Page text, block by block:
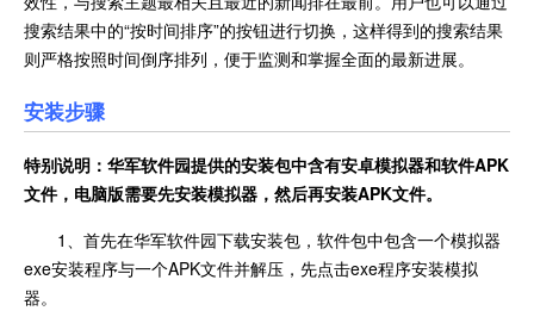
搜索结果中的“按时间排序”的按钮进行切换，这样得到的搜索结果
则严格按照时间倒序排列，便于监测和掌握全面的最新进展。
安装步骤
特别说明：华军软件园提供的安装包中含有安卓模拟器和软件APK
文件，电脑版需要先安装模拟器，然后再安装APK文件。
1、首先在华军软件园下载安装包，软件包中包含一个模拟器
exe安装程序与一个APK文件并解压，先点击exe程序安装模拟
器。